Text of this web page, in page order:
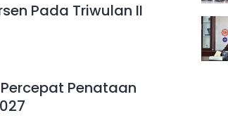
Pada Triwulan II
Penataan